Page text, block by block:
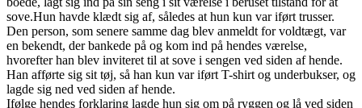
sove.Hun havde klædt sig af, således at hun kun var iført trusser.
Den person, som senere samme dag blev anmeldt for voldtægt, var
en bekendt, der bankede på og kom ind på hendes værelse,
hvorefter han blev inviteret til at sove i sengen ved siden af hende.
Han afførte sig sit tøj, så han kun var iført T-shirt og underbukser, og
lagde sig ned ved siden af hende.
Ifølge hendes forklaring lagde hun sig om på ryggen og lå ved siden